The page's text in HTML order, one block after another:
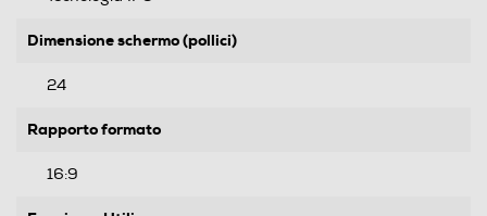
Dimensione schermo (pollici)
24
Rapporto formato
16:9